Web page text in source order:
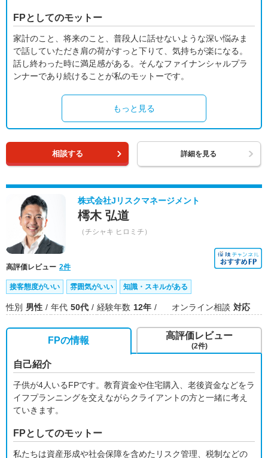
FPとしてのモットー
家計のこと、将来のこと、普段人に話せないような深い悩みま
で話していただき肩の荷がすっと下りて、気持ちが楽になる。
話し終わった時に満足感がある。そんなファイナンシャルプラ
ンナーであり続けることが私のモットーです。
もっと見る
相談する 詳細を見る
株式会社Jリスクマネージメント
樗木 弘道
（チシャキ ヒロミチ）
高評価レビュー 2件
接客態度がいい 雰囲気がいい 知識・スキルがある
性別 男性 年代 50代 経験年数 12年 オンライン相談 対応
FPの情報
自己紹介
子供が4人いるFPです。教育資金や住宅購入、老後資金などをラ
イフプランニングを交えながらクライアントの方と一緒に考え
ていきます。
FPとしてのモットー
私たちは資産形成や社会保障を含めたリスク管理、税制などの
高評価レビュー
(2件)